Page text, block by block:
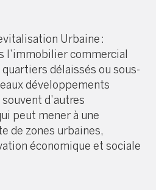
Urbaine :
l’immobilier commercial
délaissés ou sous-
développements
d’autres
peut mener à une
de zones urbaines,
économique et sociale